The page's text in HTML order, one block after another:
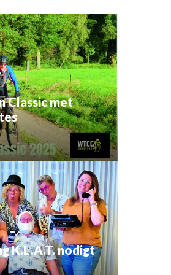
Classic met
K.L.A.T. nodigt